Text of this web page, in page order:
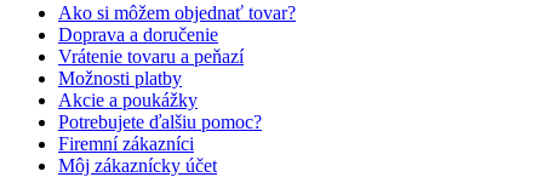
Ako si môžem objednať tovar?
Doprava a doručenie
Vrátenie tovaru a peňazí
Možnosti platby
Akcie a poukážky
Potrebujete ďalšiu pomoc?
Firemní zákazníci
Môj zákaznícky účet